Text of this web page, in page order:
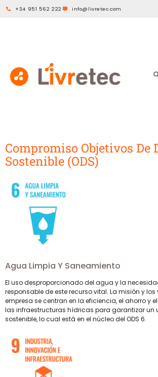
+34 951 562 222 info@livretec.com
Compromiso Objetivos De
Sostenible (ODS)
Agua Limpia Y Saneamiento
El uso desproporcionado del agua y la
responsable de este recurso vital. La misión y los
empresa se centran en la eficiencia, el ahorro y
las infraestructuras hídricas para garantizar un
sostenible, lo cual está en el núcleo del ODS 6.